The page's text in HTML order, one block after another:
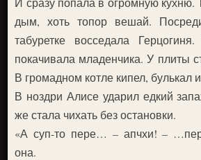
дым, хоть топор вешай.
табуретке восседала
покачивала младенчика. У плиты
В громадном котле кипел, булькал
В ноздри Алисе ударил едкий
же стала чихать без остановки.
«А суп-то пере… – апчхи! –
она.